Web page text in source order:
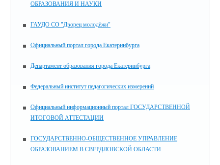
ОБРАЗОВАНИЯ И НАУКИ
ГАУДО СО "Дворец молодёжи"
Официальный портал города Екатеринбурга
Департамент образования города Екатеринбурга
Федеральный институт педагогических измерений
Официальный информационный портал ГОСУДАРСТВЕННОЙ
ИТОГОВОЙ АТТЕСТАЦИИ
ГОСУДАРСТВЕННО-ОБЩЕСТВЕННОЕ УПРАВЛЕНИЕ
ОБРАЗОВАНИЕМ В СВЕРДЛОВСКОЙ ОБЛАСТИ